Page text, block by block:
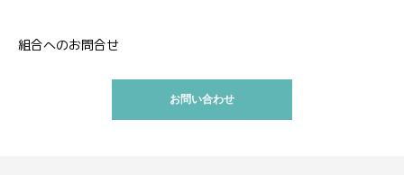
組合へのお問合せ
お問い合わせ